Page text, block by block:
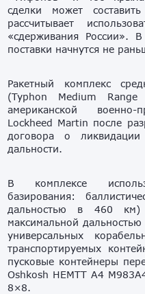
сделки может
рассчитывает
«сдерживания России».
поставки начнутся не
Ракетный комплекс
(Typhon Medium
американской военно-
Lockheed Martin после
договора о
дальности.
В комплексе
базирования:
дальностью в 460
максимальной
универсальных
транспортируемых
пусковые контейнеры
Oshkosh HEMTT A4
8×8.